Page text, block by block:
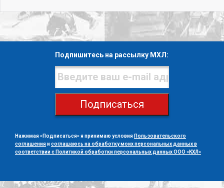
Подпишитесь на рассылку МХЛ:
Подписаться
Нажимая «Подписаться» я принимаю условия Пользовательского
соглашенияисоглашаюсь на обработку моих персональных данных в
соответствии с Политикой обработки персональных данных ООО «КХЛ»